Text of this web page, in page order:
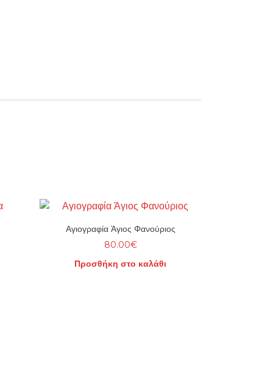
Αγιογραφία Άγιος Φανούριος
80.00€
Προσθήκη στο καλάθι